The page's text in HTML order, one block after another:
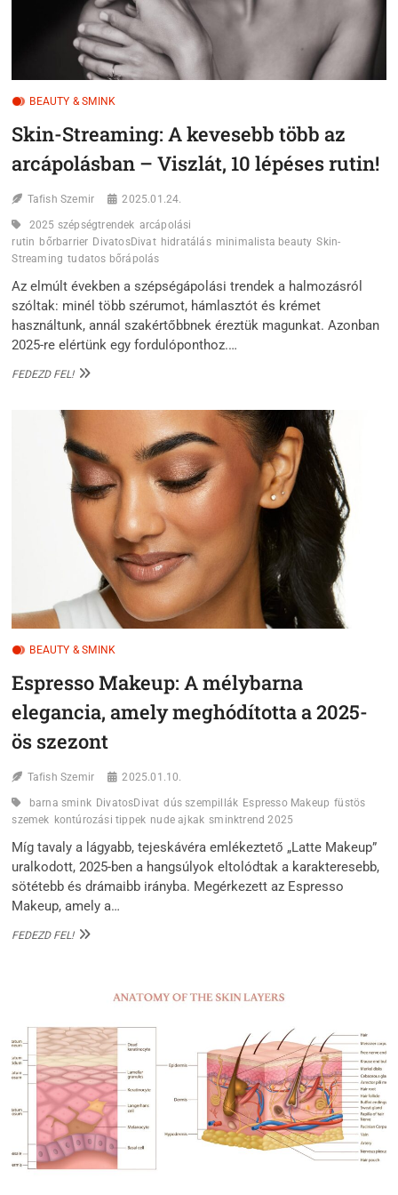
BEAUTY & SMINK
Skin-Streaming: A kevesebb több az
arcápolásban – Viszlát, 10 lépéses rutin!
Tafish Szemir 2025.01.24.
2025 szépségtrendek arcápolási
rutin bőrbarrier DivatosDivat hidratálás minimalista beauty Skin-
Streaming tudatos bőrápolás
Az elmúlt években a szépségápolási trendek a halmozásról
szóltak: minél több szérumot, hámlasztót és krémet
használtunk, annál szakértőbbnek éreztük magunkat. Azonban
2025-re elértünk egy fordulóponthoz.…
FEDEZD FEL!SKIN-
AZ
ARCÁPOLÁSBAN
–
VISZLÁT,
10
LÉPÉSES
RUTIN!
BEAUTY & SMINK
Espresso Makeup: A mélybarna
elegancia, amely meghódította a 2025-
ös szezont
Tafish Szemir 2025.01.10.
barna smink DivatosDivat dús szempillák Espresso Makeup füstös
szemek kontúrozási tippek nude ajkak sminktrend 2025
Míg tavaly a lágyabb, tejeskávéra emlékeztető „Latte Makeup”
uralkodott, 2025-ben a hangsúlyok eltolódtak a karakteresebb,
sötétebb és drámaibb irányba. Megérkezett az Espresso
Makeup, amely a…
FEDEZD FEL!ESPRESSO
ELEGANCIA,
MEGHÓDÍTOTTA
A
2025-
ÖS
SZEZONT